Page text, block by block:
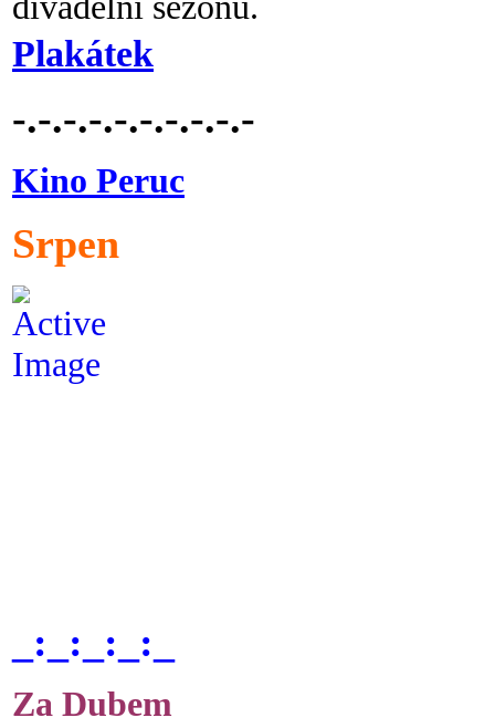
Plakátek
-.-.-.-.-.-.-.-.-.-
Kino Peruc
Srpen
_:_:_:_:_
Za Dubem